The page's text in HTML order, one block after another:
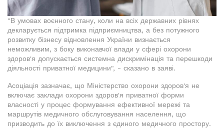
"В умовах воєнного стану, коли на всіх державних рівнях
декларується підтримка підприємництва, а без потужного
розвитку бізнесу відновлення України визнається
неможливим, з боку виконавчої влади у сфері охорони
здоров'я допускається системна дискримінація та перешкоди
діяльності приватної медицини", - сказано в заяві.
Асоціація зазначає, що Міністерство охорони здоров'я не
включає заклади охорони здоров'я приватної форми
власності у процес формування ефективної мережі та
маршрутів медичного обслуговування населення, що
призводить до їх виключення з єдиного медичного простору.